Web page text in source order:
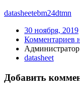
datasheetebm24dtmn
30 ноября, 2019
Комментариев
Администратор
datasheet
Добавить